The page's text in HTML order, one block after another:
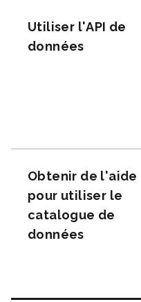
Utiliser l'API de
données
Obtenir de l'aide
pour utiliser le
catalogue de
données